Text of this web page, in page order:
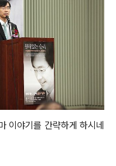
이야기를 간략하게 하시네